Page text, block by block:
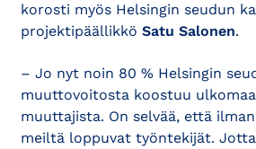
korosti myös Helsingin seudun
projektipäällikkö Satu Salonen.
– Jo nyt noin 80 % Helsingin
muuttovoitosta koostuu
muuttajista. On selvää, että
meiltä loppuvat työntekijät.